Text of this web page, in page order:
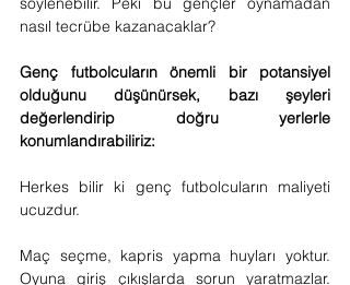
nasıl tecrübe kazanacaklar?
Genç futbolcuların önemli bir potansiyel
olduğunu düşünürsek, bazı şeyleri
değerlendirip doğru yerlerle
konumlandırabiliriz:
Herkes bilir ki genç futbolcuların maliyeti
ucuzdur.
Maç seçme, kapris yapma huyları yoktur.
Oyuna giriş çıkışlarda sorun yaratmazlar.